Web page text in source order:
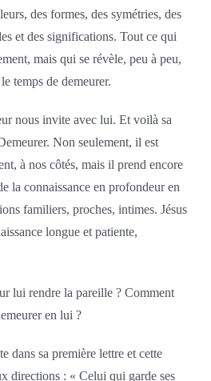
des formes, des symétries, des
et des significations. Tout ce qui
mais qui se révèle, peu à peu,
temps de demeurer.
nous invite avec lui. Et voilà sa
Non seulement, il est
à nos côtés, mais il prend encore
la connaissance en profondeur en
familiers, proches, intimes. Jésus
longue et patiente,
lui rendre la pareille ? Comment
en lui ?
dans sa première lettre et cette
directions : « Celui qui garde ses